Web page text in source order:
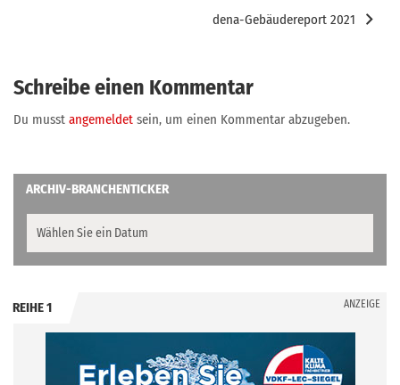
dena-Gebäudereport 2021
Schreibe einen Kommentar
Du musst angemeldet sein, um einen Kommentar abzugeben.
ARCHIV-BRANCHENTICKER
REIHE 1 ANZEIGE